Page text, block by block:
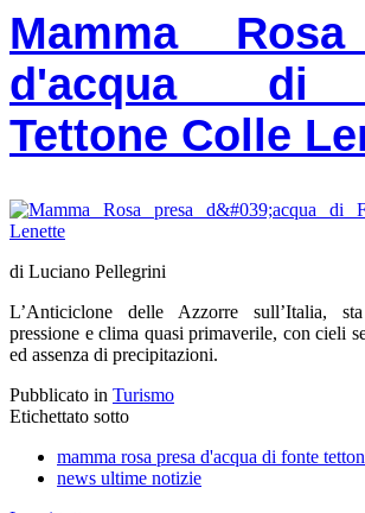
Mamma
d'acqua di
Tettone Colle
di Luciano Pellegrini
L’Anticiclone delle Azzorre sull’Italia,
pressione e clima quasi primaverile, con cieli
ed assenza di precipitazioni.
Pubblicato in Turismo
Etichettato sotto
mamma rosa presa d'acqua di fonte
news ultime notizie